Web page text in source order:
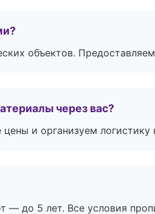
объектов.
через вас?
и организуем логистику
— до 5 лет. Все условия